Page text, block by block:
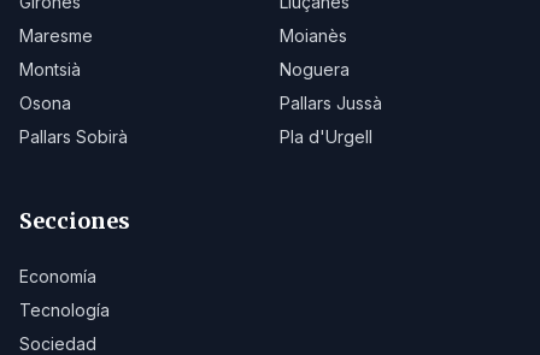
Maresme
Moianès
Montsià
Noguera
Osona
Pallars Jussà
Pallars Sobirà
Pla d'Urgell
Secciones
Economía
Tecnología
Sociedad